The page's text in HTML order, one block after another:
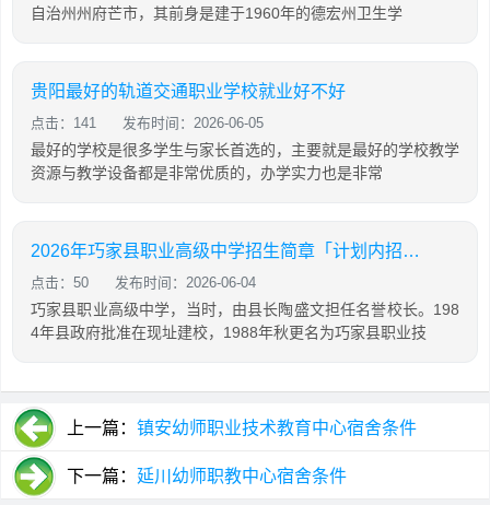
自治州州府芒市，其前身是建于1960年的德宏州卫生学
贵阳最好的轨道交通职业学校就业好不好
点击：141 发布时间：2026-06-05
最好的学校是很多学生与家长首选的，主要就是最好的学校教学
资源与教学设备都是非常优质的，办学实力也是非常
2026年巧家县职业高级中学招生简章「计划内招生」
点击：50 发布时间：2026-06-04
巧家县职业高级中学，当时，由县长陶盛文担任名誉校长。198
4年县政府批准在现址建校，1988年秋更名为巧家县职业技
上一篇： 镇安幼师职业技术教育中心宿舍条件
下一篇： 延川幼师职教中心宿舍条件